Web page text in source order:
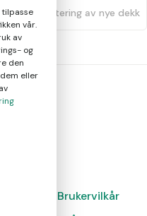
og montering av nye dekk
Brukervilkår
vår.
av
og
den
eller